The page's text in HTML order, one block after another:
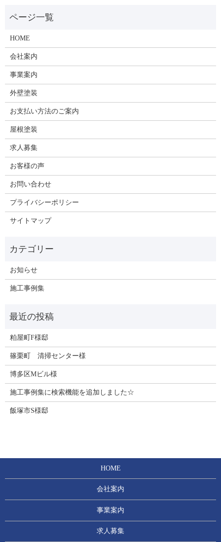
HOME
会社案内
事業案内
外壁塗装
お支払い方法のご案内
屋根塗装
求人募集
お客様の声
お問い合わせ
プライバシーポリシー
サイトマップ
お知らせ
施工事例集
粕屋町F様邸
篠栗町 清掃センター様
博多区Mビル様
施工事例集に検索機能を追加しました☆
飯塚市S様邸
HOME
会社案内
事業案内
求人募集